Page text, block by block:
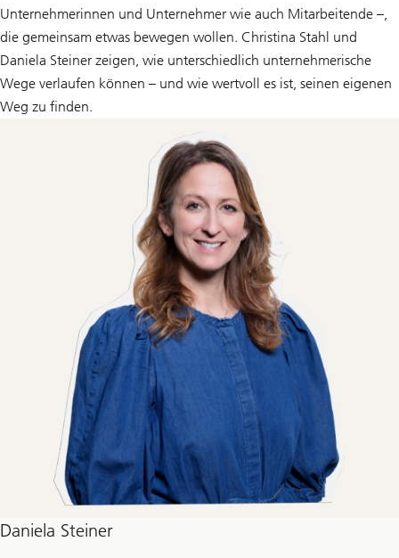
Unternehmerinnen und Unternehmer wie auch Mitarbeitende –,
die gemeinsam etwas bewegen wollen. Christina Stahl und
Daniela Steiner zeigen, wie unterschiedlich unternehmerische
Wege verlaufen können – und wie wertvoll es ist, seinen eigenen
Weg zu finden.
Daniela Steiner